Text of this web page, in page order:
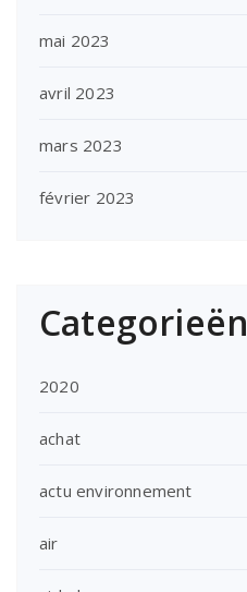
mai 2023
avril 2023
mars 2023
février 2023
Categorieën
2020
achat
actu environnement
air